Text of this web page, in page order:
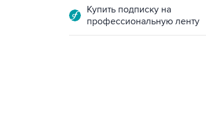
Купить подписку на
профессиональную ленту